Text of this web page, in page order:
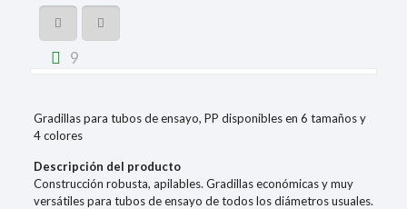
9
Gradillas para tubos de ensayo, PP disponibles en 6 tamaños y
4 colores
Descripción del producto
Construcción robusta, apilables. Gradillas económicas y muy
versátiles para tubos de ensayo de todos los diámetros usuales.